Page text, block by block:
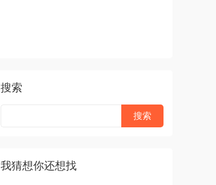
搜索
我猜想你还想找